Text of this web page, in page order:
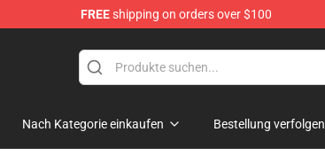
FREEshipping on orders over $100
Shop
Nach Kategorie einkaufen Bestellung verfolgen